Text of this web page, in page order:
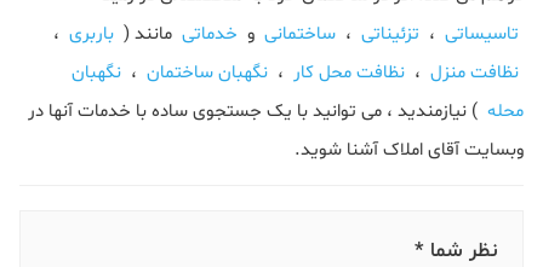
تاسیساتی ، تزئیناتی ، ساختمانی و خدماتی مانند ( باربری ،
نظافت منزل ، نظافت محل کار ، نگهبان ساختمان ، نگهبان
محله ) نیازمندید ، می توانید با یک جستجوی ساده با خدمات آنها در
وبسایت آقای املاک آشنا شوید.
نظر شما *